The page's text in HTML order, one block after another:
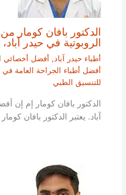
الدكتور بافان كومار
الروبوتية في حيدر آباد،
أطباء حيدر آباد , أفضل أخصائي
أفضل أطباء الجراحة العامة في حيدر
للتنسيق الطبي
الدكتور بافان كومار إم إن
آباد. يعتبر الدكتور بافان